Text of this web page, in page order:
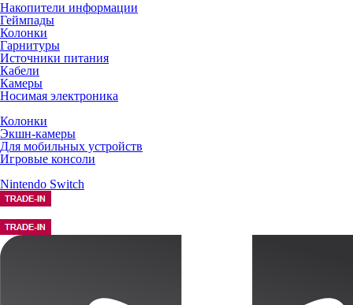
Накопители информации
Геймпады
Колонки
Гарнитуры
Источники питания
Кабели
Камеры
Носимая электроника
Колонки
Экшн-камеры
Для мобильных устройств
Игровые консоли
Nintendo Switch